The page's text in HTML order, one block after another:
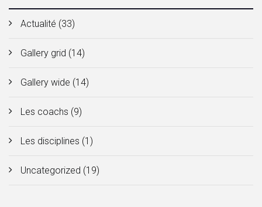
Actualité (33)
Gallery grid (14)
Gallery wide (14)
Les coachs (9)
Les disciplines (1)
Uncategorized (19)